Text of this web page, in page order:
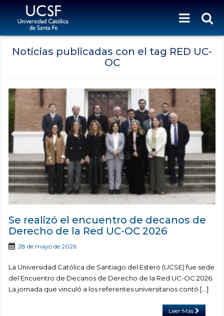
Noticias publicadas con el tag RED UC-
OC
Se realizó el encuentro de decanos de
Derecho de la Red UC-OC 2026
28 de mayo de 2026
La Universidad Católica de Santiago del Estero (UCSE) fue sede
del Encuentro de Decanos de Derecho de la Red UC-OC 2026.
La jornada que vinculó a los referentes universitarios contó […]
Leer Más